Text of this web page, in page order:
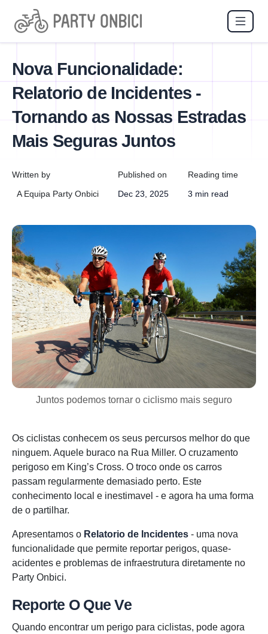
Nova Funcionalidade:
Relatorio de Incidentes -
Tornando as Nossas Estradas
Mais Seguras Juntos
Written by
A Equipa Party Onbici
Published on
Dec 23, 2025
Reading time
3 min read
Juntos podemos tornar o ciclismo mais seguro
Os ciclistas conhecem os seus percursos melhor do que
ninguem. Aquele buraco na Rua Miller. O cruzamento
perigoso em King’s Cross. O troco onde os carros
passam regularmente demasiado perto. Este
conhecimento local e inestimavel - e agora ha uma forma
de o partilhar.
Apresentamos o Relatorio de Incidentes - uma nova
funcionalidade que permite reportar perigos, quase-
acidentes e problemas de infraestrutura diretamente no
Party Onbici.
Reporte O Que Ve
Quando encontrar um perigo para ciclistas, pode agora